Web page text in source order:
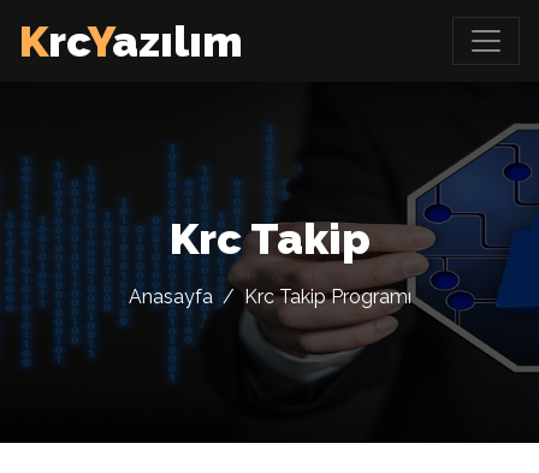
KrcYazılım
Krc Takip
Anasayfa / Krc Takip Programı